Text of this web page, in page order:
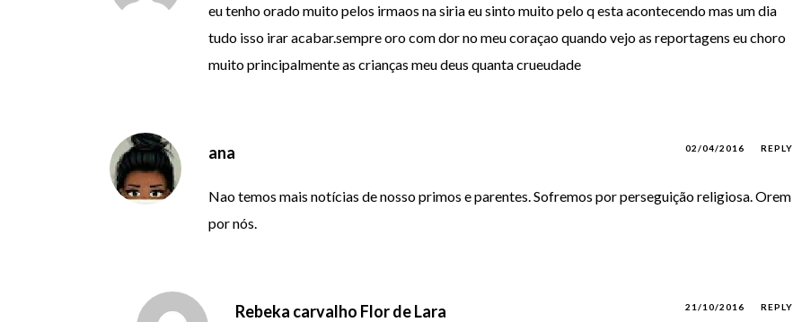
eu tenho orado muito pelos irmaos na siria eu sinto muito pelo q esta acontecendo mas um dia
tudo isso irar acabar.sempre oro com dor no meu coraçao quando vejo as reportagens eu choro
muito principalmente as crianças meu deus quanta crueudade
ana 02/04/2016 REPLY
Nao temos mais notícias de nosso primos e parentes. Sofremos por perseguição religiosa. Orem
por nós.
Rebeka carvalho Flor de Lara 21/10/2016 REPLY